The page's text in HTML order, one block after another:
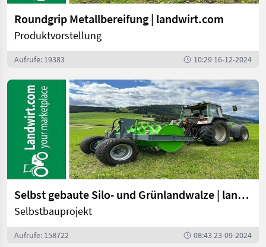
Roundgrip Metallbereifung | landwirt.com
Produktvorstellung
Aufrufe: 19383 10:29 16-12-2024
Selbst gebaute Silo- und Grünlandwalze | landwirt.com
Selbstbauprojekt
Aufrufe: 158722 08:43 23-09-2024